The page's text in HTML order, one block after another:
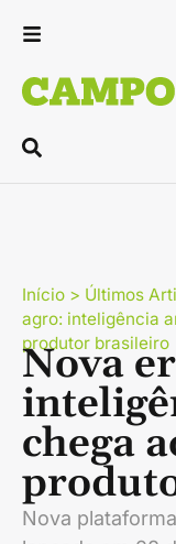
Início > Últimos
agro: inteligência
produtor brasileiro
Nova
chega
Nova